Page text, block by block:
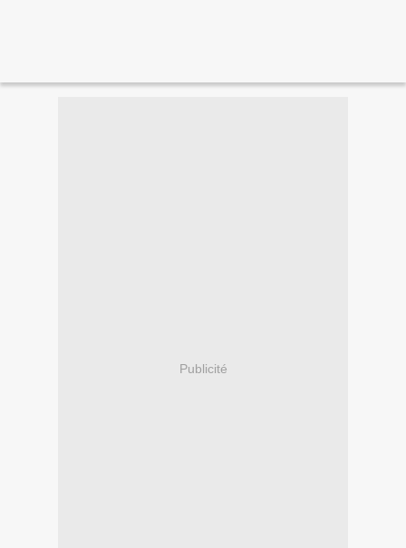
Publicité